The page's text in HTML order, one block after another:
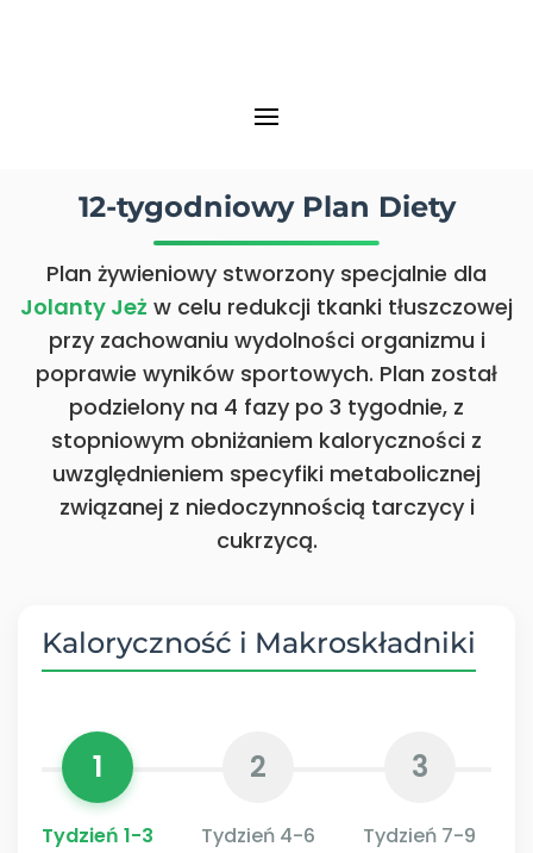
12-tygodniowy Plan Diety
Plan żywieniowy stworzony specjalnie dla
Jolanty Jeż w celu redukcji tkanki tłuszczowej
przy zachowaniu wydolności organizmu i
poprawie wyników sportowych. Plan został
podzielony na 4 fazy po 3 tygodnie, z
stopniowym obniżaniem kaloryczności z
uwzględnieniem specyfiki metabolicznej
związanej z niedoczynnością tarczycy i
cukrzycą.
Kaloryczność i Makroskładniki
1
Tydzień 1-3
2
Tydzień 4-6
3
Tydzień 7-9